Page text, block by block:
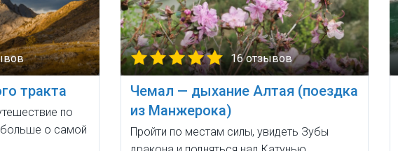
тракта
по
больше о самой
16 отзывов
Чемал — дыхание Алтая (поездка
из Манжерока)
Пройти по местам силы, увидеть Зубы